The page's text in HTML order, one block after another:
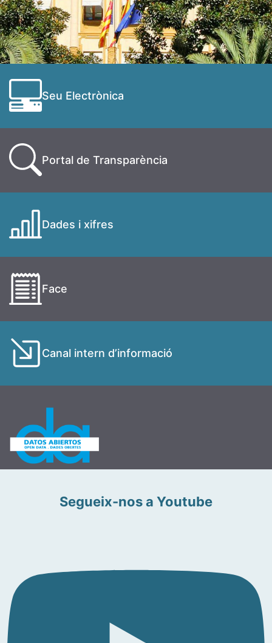
Seu Electrònica
Portal de Transparència
Dades i xifres
Face
Canal intern d’informació
Segueix-nos a Youtube